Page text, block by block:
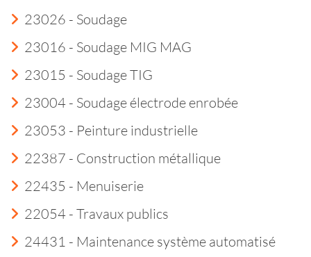
23026 - Soudage
23016 - Soudage MIG MAG
23015 - Soudage TIG
23004 - Soudage électrode enrobée
23053 - Peinture industrielle
22387 - Construction métallique
22435 - Menuiserie
22054 - Travaux publics
24431 - Maintenance système automatisé